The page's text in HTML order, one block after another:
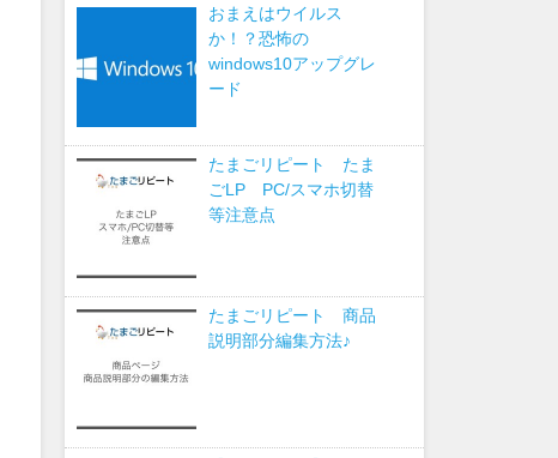
おまえはウイルス
か！？恐怖の
windows10アップグレ
ード
たまごリピート たま
ごLP PC/スマホ切替
等注意点
たまごリピート 商品
説明部分編集方法♪